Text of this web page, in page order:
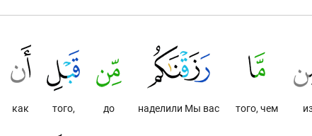
того, чем
наделили Мы вас
до
того,
как